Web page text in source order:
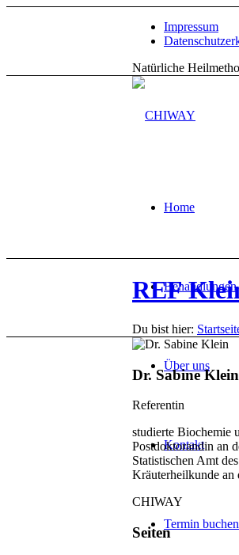
Impressum
Natürliche
Home
Behandlungen
Über uns
Kontakt
Termin buchen
REF
Du bist hier:
Dr. Sabine Klein
Referentin
studierte Biochemie
Postdoktorandin an
Statistischen Amt
Kräuterheilkunde
CHIWAY
Seiten